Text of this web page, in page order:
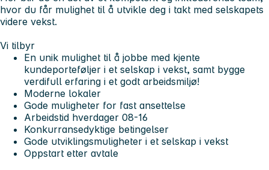
hvor du får mulighet til å utvikle deg i takt med selskapets
videre vekst.
Vi tilbyr
En unik mulighet til å jobbe med kjente
kundeporteføljer i et selskap i vekst, samt bygge
verdifull erfaring i et godt arbeidsmiljø!
Moderne lokaler
Gode muligheter for fast ansettelse
Arbeidstid hverdager 08-16
Konkurransedyktige betingelser
Gode utviklingsmuligheter i et selskap i vekst
Oppstart etter avtale